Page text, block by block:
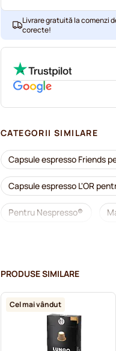
Livrare gratuită la comenzi
corecte!
CATEGORII SIMILARE
Capsule espresso Friends
Capsule espresso L'OR
Pentru Nespresso®
Accesorii pentru Nespresso®
Detartrare și întreținere
Capsule cafea L'OR
PRODUSE SIMILARE
Cel mai vândut